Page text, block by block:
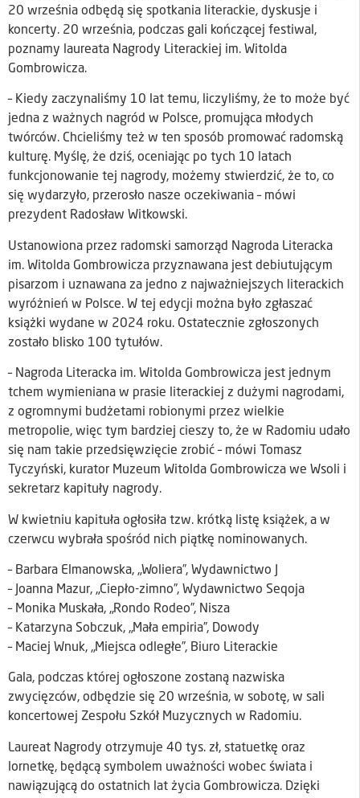
20 września odbędą się spotkania literackie, dyskusje i
koncerty. 20 września, podczas gali kończącej festiwal,
poznamy laureata Nagrody Literackiej im. Witolda
Gombrowicza.
– Kiedy zaczynaliśmy 10 lat temu, liczyliśmy, że to może być
jedna z ważnych nagród w Polsce, promująca młodych
twórców. Chcieliśmy też w ten sposób promować radomską
kulturę. Myślę, że dziś, oceniając po tych 10 latach
funkcjonowanie tej nagrody, możemy stwierdzić, że to, co
się wydarzyło, przerosło nasze oczekiwania – mówi
prezydent Radosław Witkowski.
Ustanowiona przez radomski samorząd Nagroda Literacka
im. Witolda Gombrowicza przyznawana jest debiutującym
pisarzom i uznawana za jedno z najważniejszych literackich
wyróżnień w Polsce. W tej edycji można było zgłaszać
książki wydane w 2024 roku. Ostatecznie zgłoszonych
zostało blisko 100 tytułów.
– Nagroda Literacka im. Witolda Gombrowicza jest jednym
tchem wymieniana w prasie literackiej z dużymi nagrodami,
z ogromnymi budżetami robionymi przez wielkie
metropolie, więc tym bardziej cieszy to, że w Radomiu udało
się nam takie przedsięwzięcie zrobić – mówi Tomasz
Tyczyński, kurator Muzeum Witolda Gombrowicza we Wsoli i
sekretarz kapituły nagrody.
W kwietniu kapituła ogłosiła tzw. krótką listę książek, a w
czerwcu wybrała spośród nich piątkę nominowanych.
– Barbara Elmanowska, „Woliera”, Wydawnictwo J
– Joanna Mazur, „Ciepło-zimno”, Wydawnictwo Seqoja
– Monika Muskała, „Rondo Rodeo”, Nisza
– Katarzyna Sobczuk, „Mała empiria”, Dowody
– Maciej Wnuk, „Miejsca odległe”, Biuro Literackie
Gala, podczas której ogłoszone zostaną nazwiska
zwycięzców, odbędzie się 20 września, w sobotę, w sali
koncertowej Zespołu Szkół Muzycznych w Radomiu.
Laureat Nagrody otrzymuje 40 tys. zł, statuetkę oraz
lornetkę, będącą symbolem uważności wobec świata i
nawiązującą do ostatnich lat życia Gombrowicza. Dzięki